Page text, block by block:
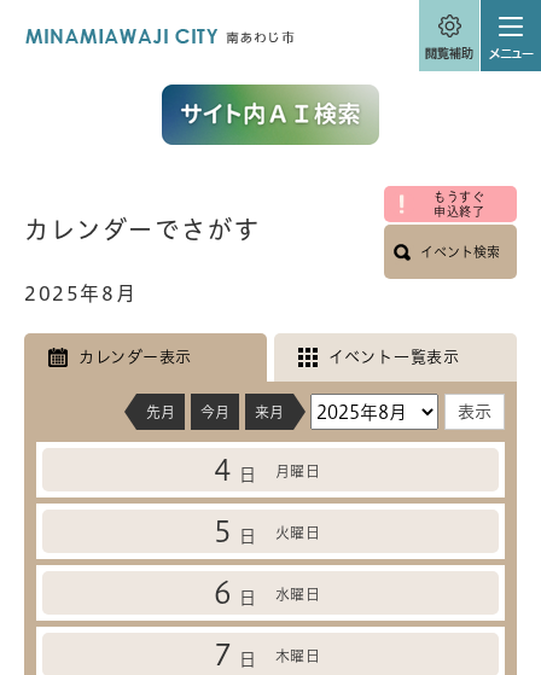
文
カレンダーでさがす
もうすぐ
申込終了
イベント検索
2025年8月
カレンダー表示 イベント一覧表示
先月 今月 来月
4 日 月曜日
5 日 火曜日
6 日 水曜日
7 日 木曜日